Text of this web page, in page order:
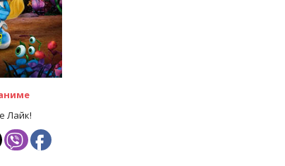
Лайк!